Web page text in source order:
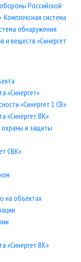
Российской
Комплексная система
обнаружения
и веществ «Синергет
«Синергет»
«Синергет 1 СВ»
«Синергет ВК»
охраны и защиты
СВК»
на объектах
«Синергет ВК»